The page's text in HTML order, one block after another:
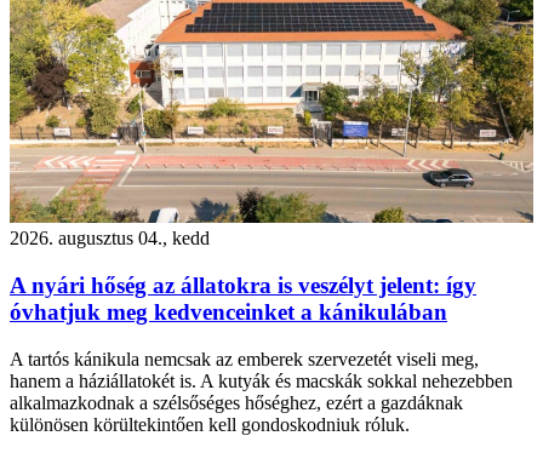
2026. augusztus 04., kedd
A nyári hőség az állatokra is veszélyt jelent: így
óvhatjuk meg kedvenceinket a kánikulában
A tartós kánikula nemcsak az emberek szervezetét viseli meg,
hanem a háziállatokét is. A kutyák és macskák sokkal nehezebben
alkalmazkodnak a szélsőséges hőséghez, ezért a gazdáknak
különösen körültekintően kell gondoskodniuk róluk.